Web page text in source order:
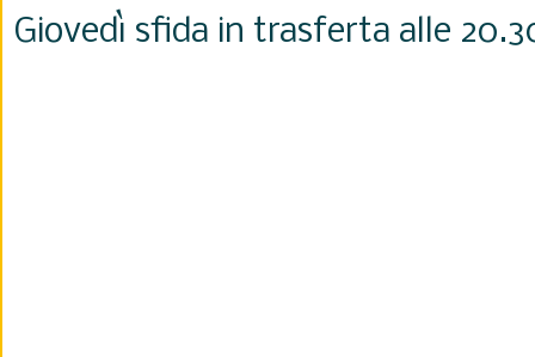
Giovedì sfida in trasferta alle